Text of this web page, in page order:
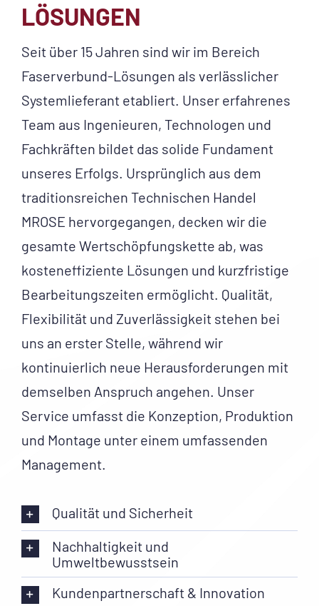
LÖSUNGEN
Seit über 15 Jahren sind wir im Bereich
Faserverbund-Lösungen als verlässlicher
Systemlieferant etabliert. Unser erfahrenes
Team aus Ingenieuren, Technologen und
Fachkräften bildet das solide Fundament
unseres Erfolgs. Ursprünglich aus dem
traditionsreichen Technischen Handel
MROSE hervorgegangen, decken wir die
gesamte Wertschöpfungskette ab, was
kosteneffiziente Lösungen und kurzfristige
Bearbeitungszeiten ermöglicht. Qualität,
Flexibilität und Zuverlässigkeit stehen bei
uns an erster Stelle, während wir
kontinuierlich neue Herausforderungen mit
demselben Anspruch angehen. Unser
Service umfasst die Konzeption, Produktion
und Montage unter einem umfassenden
Management.
Qualität und Sicherheit
Nachhaltigkeit und
Umweltbewusstsein
Kundenpartnerschaft & Innovation